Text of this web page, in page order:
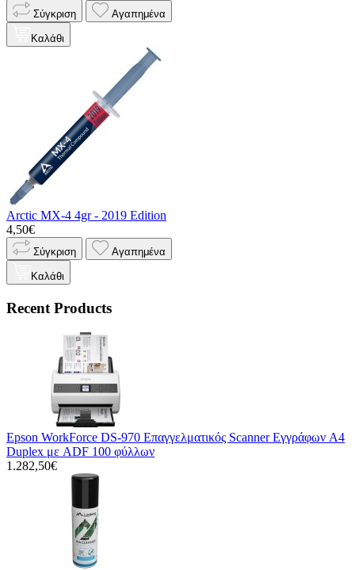
Σύγκριση Αγαπημένα
Καλάθι
Arctic MX-4 4gr - 2019 Edition
4,50€
Σύγκριση Αγαπημένα
Καλάθι
Recent Products
Epson WorkForce DS-970 Επαγγελματικός Scanner Εγγράφων A4
Duplex με ADF 100 φύλλων
1.282,50€